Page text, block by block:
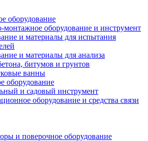
оборудование
монтажное оборудование и инструмент
и материалы для испытания
и материалы для анализа
битумов и грунтов
ванны
оборудование
и садовый инструмент
оборудование и средства связи
и поверочное оборудование